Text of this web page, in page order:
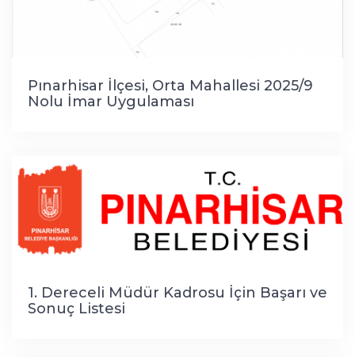
Pınarhisar İlçesi, Orta Mahallesi 2025/9
Nolu İmar Uygulaması
1. Dereceli Müdür Kadrosu İçin Başarı ve
Sonuç Listesi